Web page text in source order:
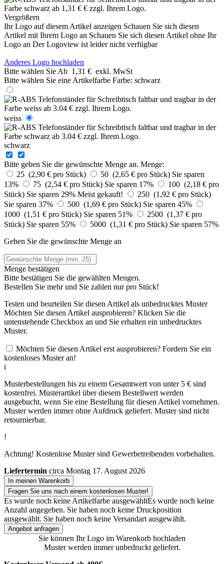
Vergrößern
Ihr Logo auf diesem Artikel anzeigen Schauen Sie sich diesen
Artikel mit Ihrem Logo an Schauen Sie sich diesen Artikel ohne Ihr
Logo an Der Logoview ist leider nicht verfügbar
Anderes Logo hochladen
Bitte wählen Sie Ab 1,31 € exkl. MwSt
Bitte wählen Sie eine Artikelfarbe Farbe: schwarz
weiss
schwarz
Bitte geben Sie die gewünschte Menge an. Menge:
25 (2,90 € pro Stück)
50 (2,65 € pro Stück) Sie sparen
13%
75 (2,54 € pro Stück) Sie sparen 17%
100 (2,18 € pro
Stück) Sie sparen 29% Meist gekauft!
250 (1,92 € pro Stück)
Sie sparen 37%
500 (1,69 € pro Stück) Sie sparen 45%
1000 (1,51 € pro Stück) Sie sparen 51%
2500 (1,37 € pro
Stück) Sie sparen 55% 5000 (1,31 € pro Stück) Sie sparen 57%
Geben Sie die gewünschte Menge an
Menge bestätigen
Bitte bestätigen Sie die gewählten Mengen.
Bestellen Sie mehr und Sie zahlen nurpro Stück!
Testen und beurteilen Sie diesen Artikel als unbedrucktes Muster
Möchten Sie diesen Artikel ausprobieren? Klicken Sie die
untenstehende Checkbox an und Sie erhalten ein unbedrucktes
Muster.
Möchten Sie diesen Artikel erst ausprobieren? Fordern Sie ein
kostenloses Muster an!
i
Musterbestellungen bis zu einem Gesamtwert von unter 5 € sind
kostenfrei. Musterartikel über diesem Bestellwert werden
ausgebucht, wenn Sie eine Bestellung für diesen Artikel vornehmen.
Muster werden immer ohne Aufdruck geliefert. Muster sind nicht
retournierbar.
!
Achtung! Kostenlose Muster sind Gewerbetreibenden vorbehalten.
Liefertermin circa Montag 17. August 2026
In meinen Warenkorb
Fragen Sie uns nach einem kostenlosen Muster!
Es wurde noch keine Artikelfarbe ausgewähltEs wurde noch keine
Anzahl angegeben. Sie haben noch keine Druckposition
ausgewählt. Sie haben noch keine Versandart ausgewählt.
Angebot anfragen
Sie können Ihr Logo im Warenkorb hochladen
Muster werden immer unbedruckt geliefert.